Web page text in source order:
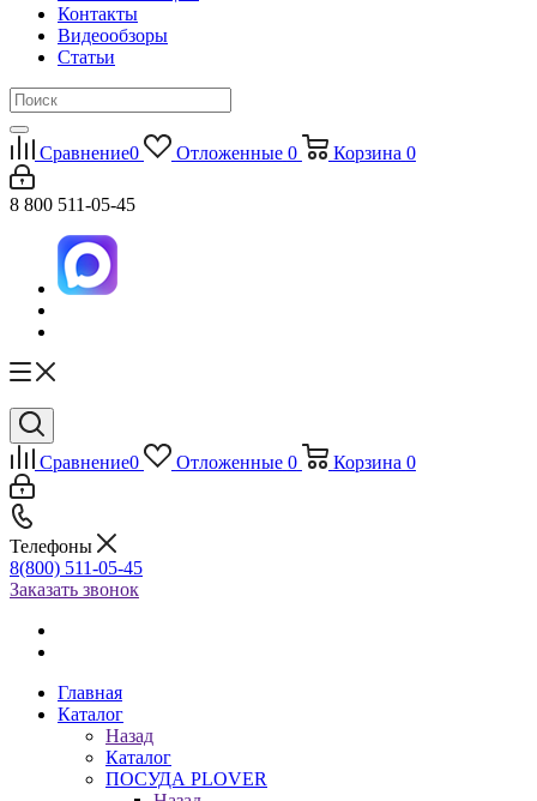
Контакты
Видеообзоры
Статьи
Сравнение0 Отложенные 0 Корзина 0
8 800 511-05-45
Сравнение0 Отложенные 0 Корзина 0
Телефоны
8(800) 511-05-45
Заказать звонок
Главная
Каталог
Назад
Каталог
ПОСУДА PLOVER